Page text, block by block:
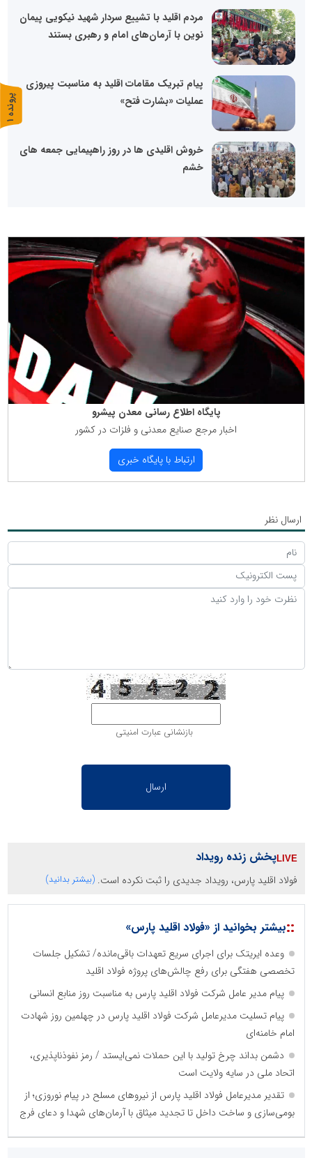
مردم اقلید با تشییع سردار شهید نیکویی پیمان
نوین با آرمان‌های امام و رهبری بستند
پیام تبریک مقامات اقلید به مناسبت پیروزی
عملیات «بشارت فتح»
خروش اقلیدی ها در روز راهپیمایی جمعه های
خشم
پایگاه اطلاع رسانی معدن پیشرو
اخبار مرجع صنایع معدنی و فلزات در كشور
ارتباط با پایگاه خبری
ارسال نظر
بازنشانی عبارت امنیتی
پخش زنده رویداد
فولاد اقلید پارس، رویداد جدیدی را ثبت نکرده است. (بیشتر بدانید)
::بیشتر بخوانید از «فولاد اقلید پارس»
وعده ایریتک برای اجرای سریع تعهدات باقی‌مانده/ تشکیل جلسات
تخصصی هفتگی برای رفع چالش‌های پروژه فولاد اقلید
پیام مدیر عامل شرکت فولاد اقلید پارس به مناسبت روز منابع انسانی
پیام تسلیت مدیرعامل شرکت فولاد اقلید پارس در چهلمین روز شهادت
امام خامنه‌ای
دشمن بداند چرخ تولید با این حملات نمی‌ایستد / رمز نفوذناپذیری،
اتحاد ملی در سایه ولایت است
تقدیر مدیرعامل فولاد اقلید پارس از نیروهای مسلح در پیام نوروزی؛ از
بومی‌سازی و ساخت داخل تا تجدید میثاق با آرمان‌های شهدا و دعای فرج
پ
ر
و
ن
د
ه
1